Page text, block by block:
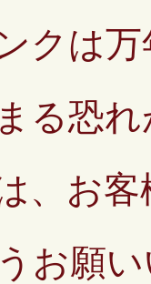
クは
る恐
、お
お願